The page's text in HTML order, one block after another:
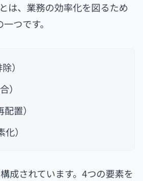
は、業務の効率化を図るため
つです。
）
）
置）
）
成されています。4つの要素を